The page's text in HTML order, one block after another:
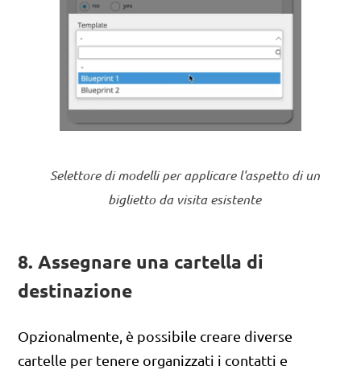
Selettore di modelli per applicare l'aspetto di un
biglietto da visita esistente
8. Assegnare una cartella di
destinazione
Opzionalmente, è possibile creare diverse
cartelle per tenere organizzati i contatti e